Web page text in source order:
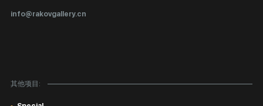
info@rakovgallery.cn
其他项目: